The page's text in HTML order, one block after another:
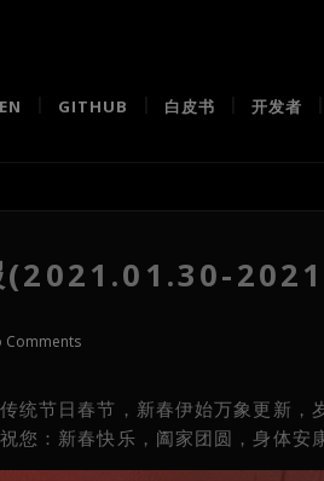
GITHUB 白皮书 开发者
Comments
统节日春节，新春伊始万象更新
您：新春快乐，阖家团圆，身体安